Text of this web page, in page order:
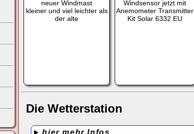
neuer Windmast
kleiner und viel leichter als
der alte
Windsensor jetzt mit
Anemometer Transmitter
Kit Solar 6332 EU
Die Wetterstation